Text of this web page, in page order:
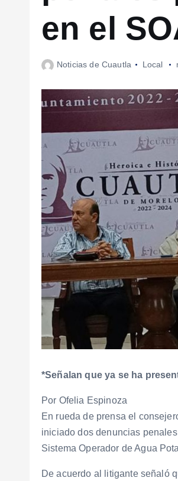
en el
Noticias de Cuautla Local
*Señalan que ya se ha
Por Ofelia Espinoza
En rueda de prensa el
iniciado dos denuncias
Sistema Operador de Agua
De acuerdo al litigante señaló